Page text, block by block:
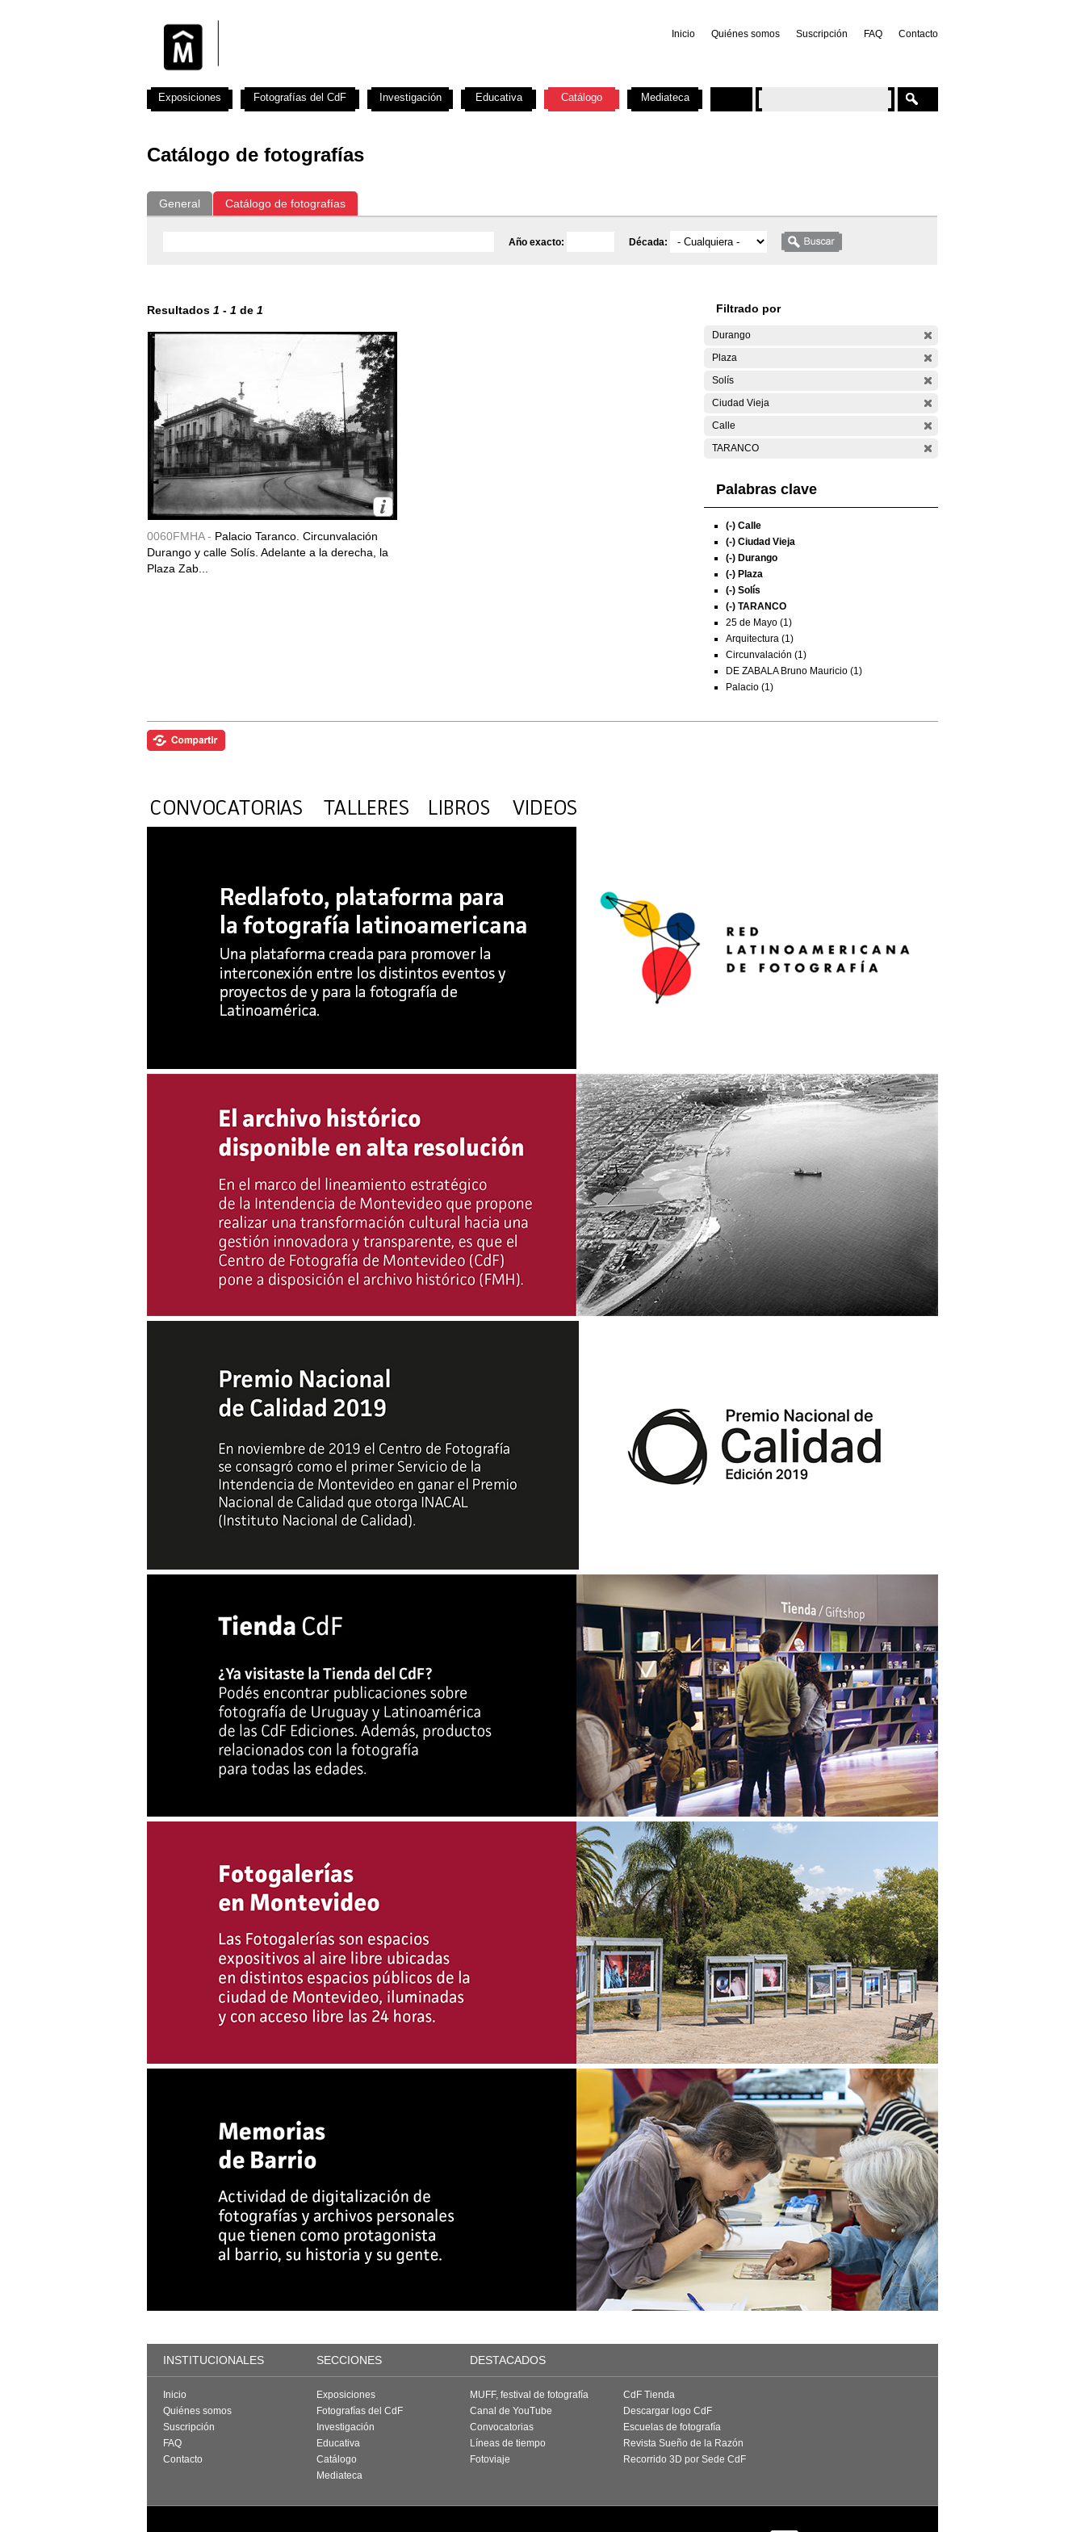
Inicio Quiénes somos Suscripción FAQ Contacto
Catálogo de fotografías
General Catálogo de fotografías
Año exacto: Década:
Resultados 1 - 1 de 1
0060FMHA - Palacio Taranco. Circunvalación
Durango y calle Solís. Adelante a la derecha, la
Plaza Zab...
Filtrado por
Durango
Plaza
Solís
Ciudad Vieja
Calle
TARANCO
Palabras clave
(-) Calle
(-) Ciudad Vieja
(-) Durango
(-) Plaza
(-) Solís
(-) TARANCO
25 de Mayo (1)
Arquitectura (1)
Circunvalación (1)
DE ZABALA Bruno Mauricio (1)
Palacio (1)
Exposiciones Fotografías del CdF Investigación Educativa Catálogo Mediateca
INSTITUCIONALES SECCIONES DESTACADOS
Inicio
Quiénes somos
Suscripción
FAQ
Contacto
Exposiciones
Fotografías del CdF
Investigación
Educativa
Catálogo
Mediateca
MUFF, festival de fotografía
Canal de YouTube
Convocatorias
Líneas de tiempo
Fotoviaje
CdF Tienda
Descargar logo CdF
Escuelas de fotografía
Revista Sueño de la Razón
Recorrido 3D por Sede CdF